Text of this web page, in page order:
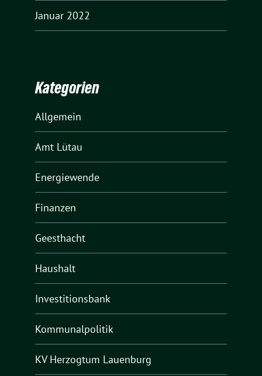
Januar 2022
Kategorien
Allgemein
Amt Lütau
Energiewende
Finanzen
Geesthacht
Haushalt
Investitionsbank
Kommunalpolitik
KV Herzogtum Lauenburg